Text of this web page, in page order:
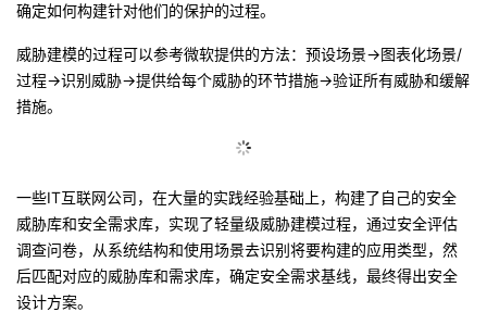
确定如何构建针对他们的保护的过程。
威胁建模的过程可以参考微软提供的方法：预设场景-图表化场景/
过程-识别威胁-提供给每个威胁的环节措施-验证所有威胁和缓解
措施。
一些IT互联网公司， 在大量的实践经验基础上，构建了自己的安全
威胁库和安全需求库，实现了轻量级威胁建模过程，通过安全评估
调查问卷，从系统结构和使用场景去识别将要构建的应用类型，然
后匹配对应的威胁库和需求库，确定安全需求基线，最终得出安全
设计方案。